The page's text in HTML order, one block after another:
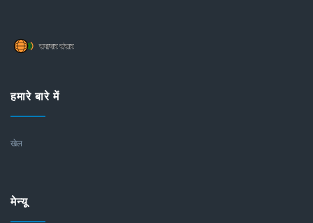
हमारे बारे में
खेल
मेन्यू